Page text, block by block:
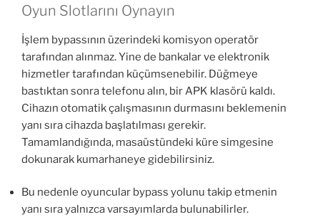
Oyun Slotlarını Oynayın
İşlem bypassının üzerindeki komisyon operatör
tarafından alınmaz. Yine de bankalar ve elektronik
hizmetler tarafından küçümsenebilir. Düğmeye
bastıktan sonra telefonu alın, bir APK klasörü kaldı.
Cihazın otomatik çalışmasının durmasını beklemenin
yanı sıra cihazda başlatılması gerekir.
Tamamlandığında, masaüstündeki küre simgesine
dokunarak kumarhaneye gidebilirsiniz.
Bu nedenle oyuncular bypass yolunu takip etmenin
yanı sıra yalnızca varsayımlarda bulunabilirler.